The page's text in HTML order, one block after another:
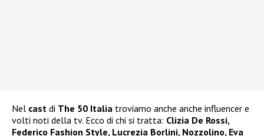
Nel cast di The 50 Italia troviamo anche anche influencer e
volti noti della tv. Ecco di chi si tratta: Clizia De Rossi,
Federico Fashion Style, Lucrezia Borlini, Nozzolino, Eva